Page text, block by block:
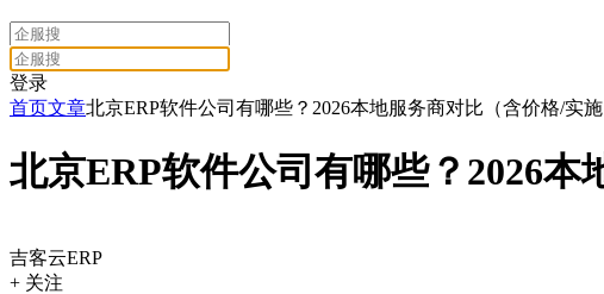
登录
首页文章北京ERP软件公司有哪些？2026本地服务商对比（含价格/实施
北京ERP软件公司有哪些？2026本
吉客云ERP
+ 关注